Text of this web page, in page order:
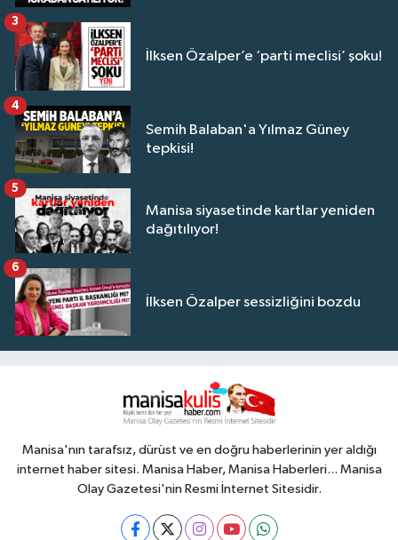
İlksen Özalper’e ‘parti meclisi’ şoku!
3
Semih Balaban'a Yılmaz Güney
tepkisi!
4
Manisa siyasetinde kartlar yeniden
dağıtılıyor!
5
İlksen Özalper sessizliğini bozdu
6
Manisa'nın tarafsız, dürüst ve en doğru haberlerinin yer aldığı
internet haber sitesi. Manisa Haber, Manisa Haberleri... Manisa
Olay Gazetesi'nin Resmi İnternet Sitesidir.